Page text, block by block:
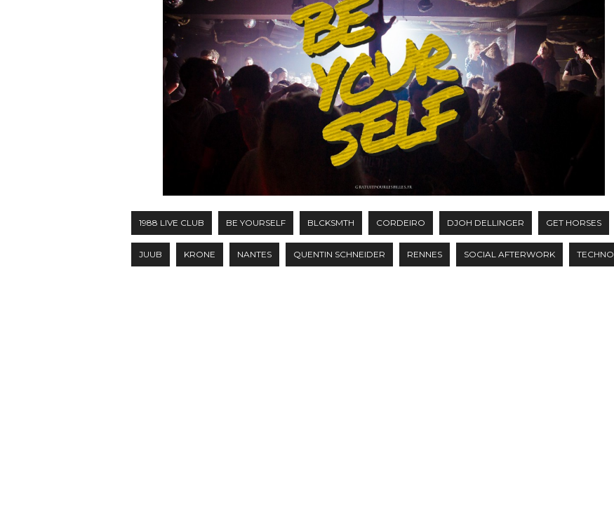
1988 LIVE CLUB BE YOURSELF BLCKSMTH CORDEIRO DJOH DELLINGER GET HORSES
JUUB KRONE NANTES QUENTIN SCHNEIDER RENNES SOCIAL AFTERWORK TECHNO